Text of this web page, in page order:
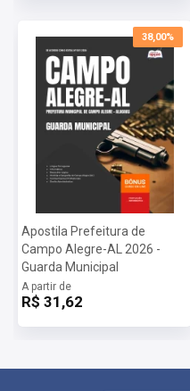
38,00%
Apostila Prefeitura de
Campo Alegre-AL 2026 -
Guarda Municipal
A partir de
R$ 31,62